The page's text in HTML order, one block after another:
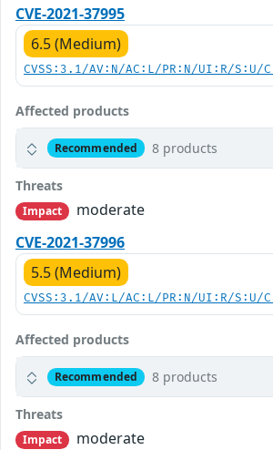
CVE-2021-37995
6.5 (Medium)
CVSS:3.1/AV:N/AC:L/PR:N/UI:R/S:U/
Affected products
Recommended 8 products
Threats
Impact
moderate
CVE-2021-37996
5.5 (Medium)
CVSS:3.1/AV:L/AC:L/PR:N/UI:R/S:U/
Affected products
Recommended 8 products
Threats
Impact
moderate